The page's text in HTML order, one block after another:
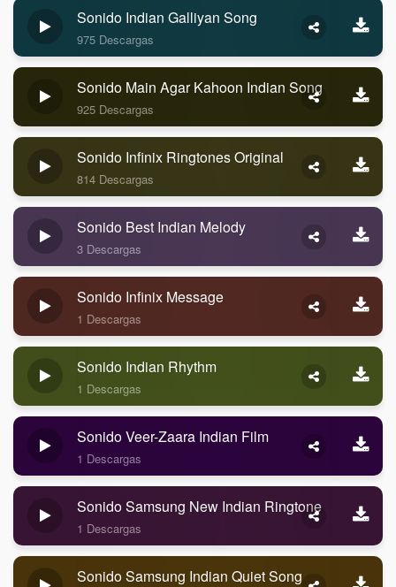
Sonido Indian Galliyan Song
975 Descargas
Sonido Main Agar Kahoon Indian Song
925 Descargas
Sonido Infinix Ringtones Original
814 Descargas
Sonido Best Indian Melody
3 Descargas
Sonido Infinix Message
1 Descargas
Sonido Indian Rhythm
1 Descargas
Sonido Veer-Zaara Indian Film
1 Descargas
Sonido Samsung New Indian Ringtone
1 Descargas
Sonido Samsung Indian Quiet Song